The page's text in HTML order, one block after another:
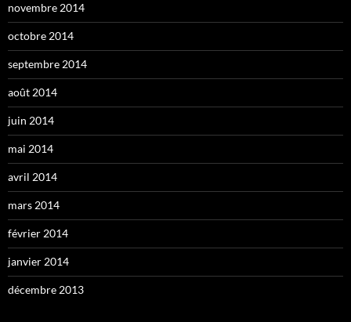
novembre 2014
octobre 2014
septembre 2014
août 2014
juin 2014
mai 2014
avril 2014
mars 2014
février 2014
janvier 2014
décembre 2013